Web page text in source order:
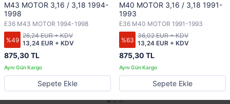
M43 MOTOR 3,16 / 3,18 1994-
1998
E36 M43 MOTOR 1994-1998
%49
875,30 TL
13,24 EUR + KDV
26,24 EUR + KDV
Sepete Ekle
M40 MOTOR 3,16 / 3,18 1991-
1993
E36 M40 MOTOR 1991-1993
%63
875,30 TL
13,24 EUR + KDV
36,02 EUR + KDV
Sepete Ekle